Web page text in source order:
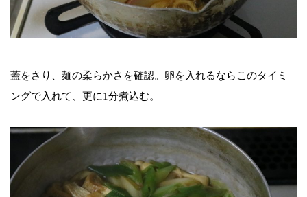
蓋をさり、麺の柔らかさを確認。卵を入れるならこのタイミ
ングで入れて、更に1分煮込む。